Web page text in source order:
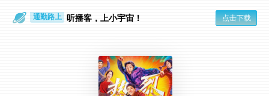
通勤路上 听播客，上小宇宙！ 点击下载